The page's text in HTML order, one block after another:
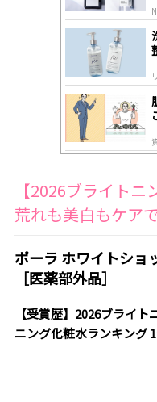
【2026ブライト
荒れも美白もケア
ポーラ ホワイトショ
［医薬部外品］
【受賞歴】2026ブライ
ニング化粧水ランキング